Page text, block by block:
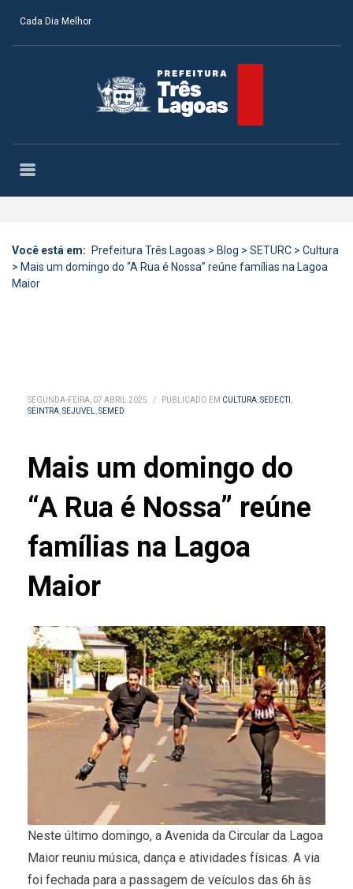
Cada Dia Melhor
Você está em: Prefeitura Três Lagoas > Blog > SETURC > Cultura
> Mais um domingo do “A Rua é Nossa” reúne famílias na Lagoa
Maior
SEGUNDA-FEIRA, 07 ABRIL 2025 / PUBLICADO EM CULTURA,SEDECTI ,
SEINTRA,SEJUVEL,SEMED
Mais um domingo do
“A Rua é Nossa” reúne
famílias na Lagoa
Maior
Neste último domingo, a Avenida da Circular da Lagoa
Maior reuniu música, dança e atividades físicas. A via
foi fechada para a passagem de veículos das 6h às